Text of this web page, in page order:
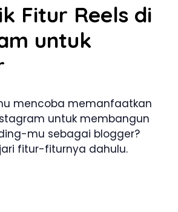
Fitur Reels di
untuk
mencoba memanfaatkan
untuk membangun
mu sebagai blogger?
fitur-fiturnya dahulu.